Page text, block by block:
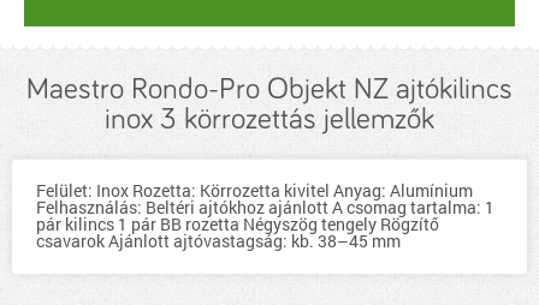
Maestro Rondo-Pro Objekt NZ ajtókilincs
inox 3 körrozettás jellemzők
Felület: Inox Rozetta: Körrozetta kivitel Anyag: Alumínium
Felhasználás: Beltéri ajtókhoz ajánlott A csomag tartalma: 1
pár kilincs 1 pár BB rozetta Négyszög tengely Rögzítő
csavarok Ajánlott ajtóvastagság: kb. 38–45 mm